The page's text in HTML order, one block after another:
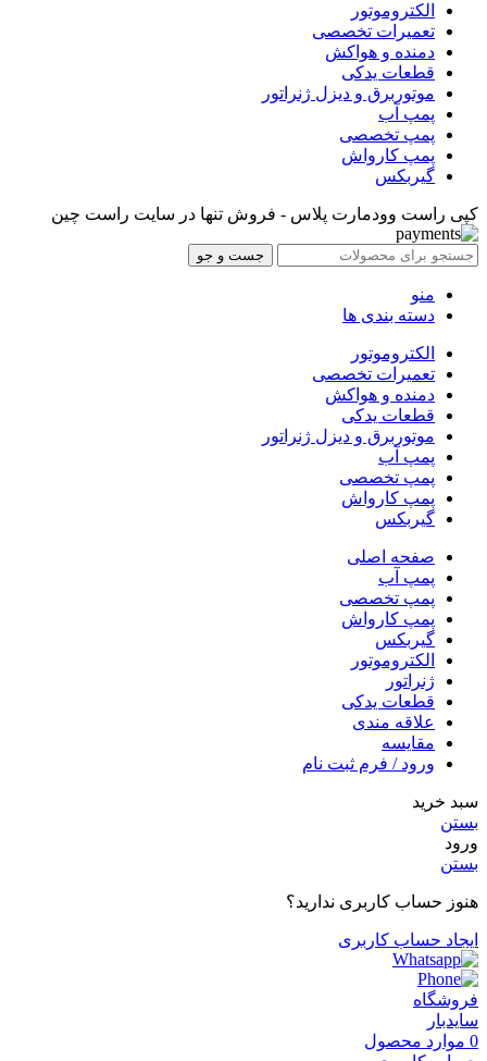
الکتروموتور
تعمیرات تخصصی
دمنده و هواکش
قطعات یدکی
موتوربرق و دیزل ژنراتور
پمپ آب
پمپ تخصصی
پمپ کارواش
گیربکس
کپی راست وودمارت پلاس - فروش تنها در سایت راست چین
جست و جو
منو
دسته بندی ها
الکتروموتور
تعمیرات تخصصی
دمنده و هواکش
قطعات یدکی
موتوربرق و دیزل ژنراتور
پمپ آب
پمپ تخصصی
پمپ کارواش
گیربکس
صفحه اصلی
پمپ آب
پمپ تخصصی
پمپ کارواش
گیربکس
الکتروموتور
ژنراتور
قطعات یدکی
علاقه مندی
مقایسه
ورود / فرم ثبت نام
سبد خرید
بستن
ورود
بستن
هنوز حساب کاربری ندارید؟
ایجاد حساب کاربری
فروشگاه
سایدبار
0 موارد محصول